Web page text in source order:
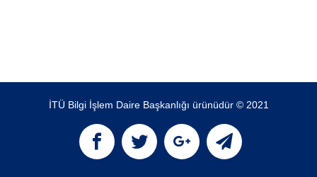
İTÜ Bilgi İşlem Daire Başkanlığı ürünüdür © 2021